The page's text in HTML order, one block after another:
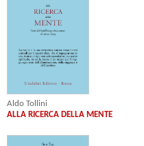
Aldo Tollini
ALLA RICERCA DELLA MENTE